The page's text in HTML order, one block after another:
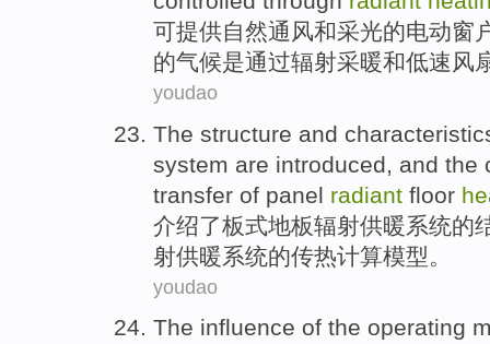
可提供自然通风和采光的电动窗
的气候是通过辐射采暖和低速风
youdao
The structure and
system are introduced , and the
transfer of panel radiant floor
介绍了板式地板辐射供暖系统的
射供暖系统的传热计算模型 。
youdao
The influence of the operating